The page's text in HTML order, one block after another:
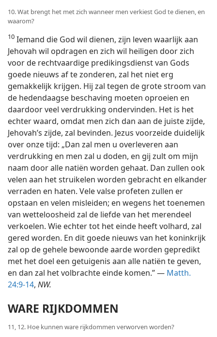
10. Wat brengt het met zich wanneer men verkiest God te dienen, en
waarom?
10 Iemand die God wil dienen, zijn leven waarlijk aan
Jehovah wil opdragen en zich wil heiligen door zich
voor de rechtvaardige predikingsdienst van Gods
goede nieuws af te zonderen, zal het niet erg
gemakkelijk krijgen. Hij zal tegen de grote stroom van
de hedendaagse beschaving moeten oproeien en
daardoor veel verdrukking ondervinden. Het is het
echter waard, omdat men zich dan aan de juiste zijde,
Jehovah’s zijde, zal bevinden. Jezus voorzeide duidelijk
over onze tijd: „Dan zal men u overleveren aan
verdrukking en men zal u doden, en gij zult om mijn
naam door alle natiën worden gehaat. Dan zullen ook
velen aan het struikelen worden gebracht en elkander
verraden en haten. Vele valse profeten zullen er
opstaan en velen misleiden; en wegens het toenemen
van wetteloosheid zal de liefde van het merendeel
verkoelen. Wie echter tot het einde heeft volhard, zal
gered worden. En dit goede nieuws van het koninkrijk
zal op de gehele bewoonde aarde worden gepredikt
met het doel een getuigenis aan alle natiën te geven,
en dan zal het volbrachte einde komen.” — Matth.
24:9-14, NW.
WARE RIJKDOMMEN
11, 12. Hoe kunnen ware rijkdommen verworven worden?